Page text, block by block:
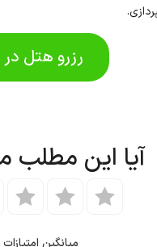
رزرو هتل در
آیا این مطلب
میانگین امتیازات